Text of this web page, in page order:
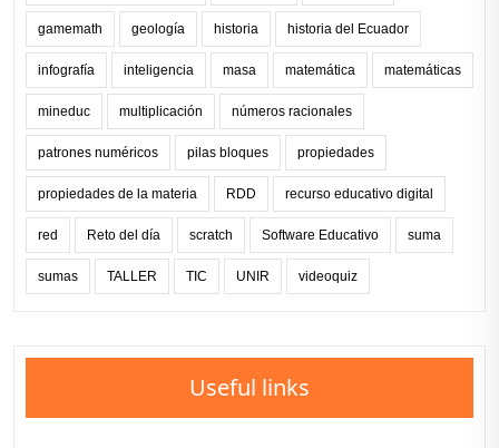
gamemath geología historia historia del Ecuador
infografía inteligencia masa matemática matemáticas
mineduc multiplicación números racionales
patrones numéricos pilas bloques propiedades
propiedades de la materia RDD recurso educativo digital
red Reto del día scratch Software Educativo suma
sumas TALLER TIC UNIR videoquiz
Useful links